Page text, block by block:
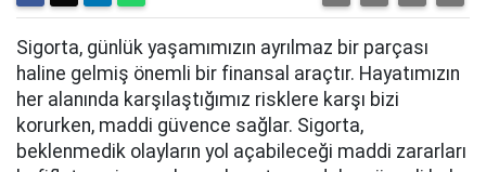
Sigorta, günlük yaşamımızın ayrılmaz bir parçası
haline gelmiş önemli bir finansal araçtır. Hayatımızın
her alanında karşılaştığımız risklere karşı bizi
korurken, maddi güvence sağlar. Sigorta,
beklenmedik olayların yol açabileceği maddi zararları